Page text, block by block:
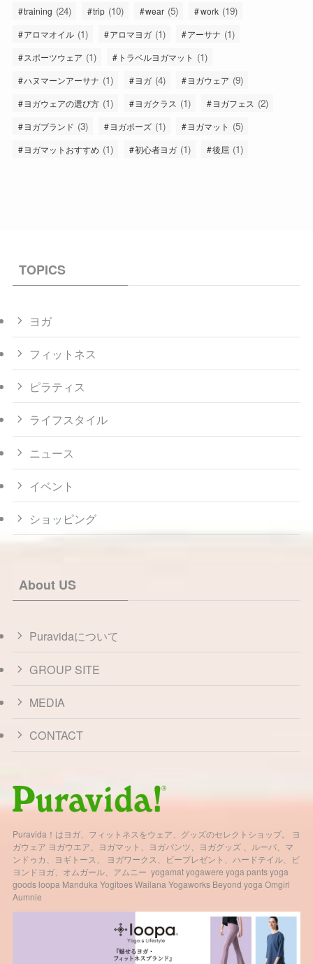
training (24) trip (10) wear (5) work (19)
アロマオイル (1) アロマヨガ (1) アーサナ (1)
スポーツウェア (1) トラベルヨガマット (1)
ハヌマーンアーサナ (1) ヨガ (4) ヨガウェア (9)
ヨガウェアの選び方 (1) ヨガクラス (1) ヨガフェス (2)
ヨガブランド (3) ヨガポーズ (1) ヨガマット (5)
ヨガマットおすすめ (1) 初心者ヨガ (1) 後屈 (1)
TOPICS
ヨガ
フィットネス
ピラティス
ライフスタイル
ニュース
イベント
ショッピング
About US
Puravidaについて
GROUP SITE
MEDIA
CONTACT
Puravida！はヨガ、フィットネスをウェア、グッズのセレクトショップ。 ヨ
ガウェア ヨガウエア、ヨガマット、ヨガパンツ、ヨガグッズ 、ルーパ、マ
ンドゥカ、ヨギトース、 ヨガワークス、ビープレゼント、ハードテイル、ビ
ヨンドヨガ、オムガール、アムニー yogamat yogawere yoga pants yoga
goods loopa Manduka Yogitoes Wailana Yogaworks Beyond yoga Omgirl
Aumnie